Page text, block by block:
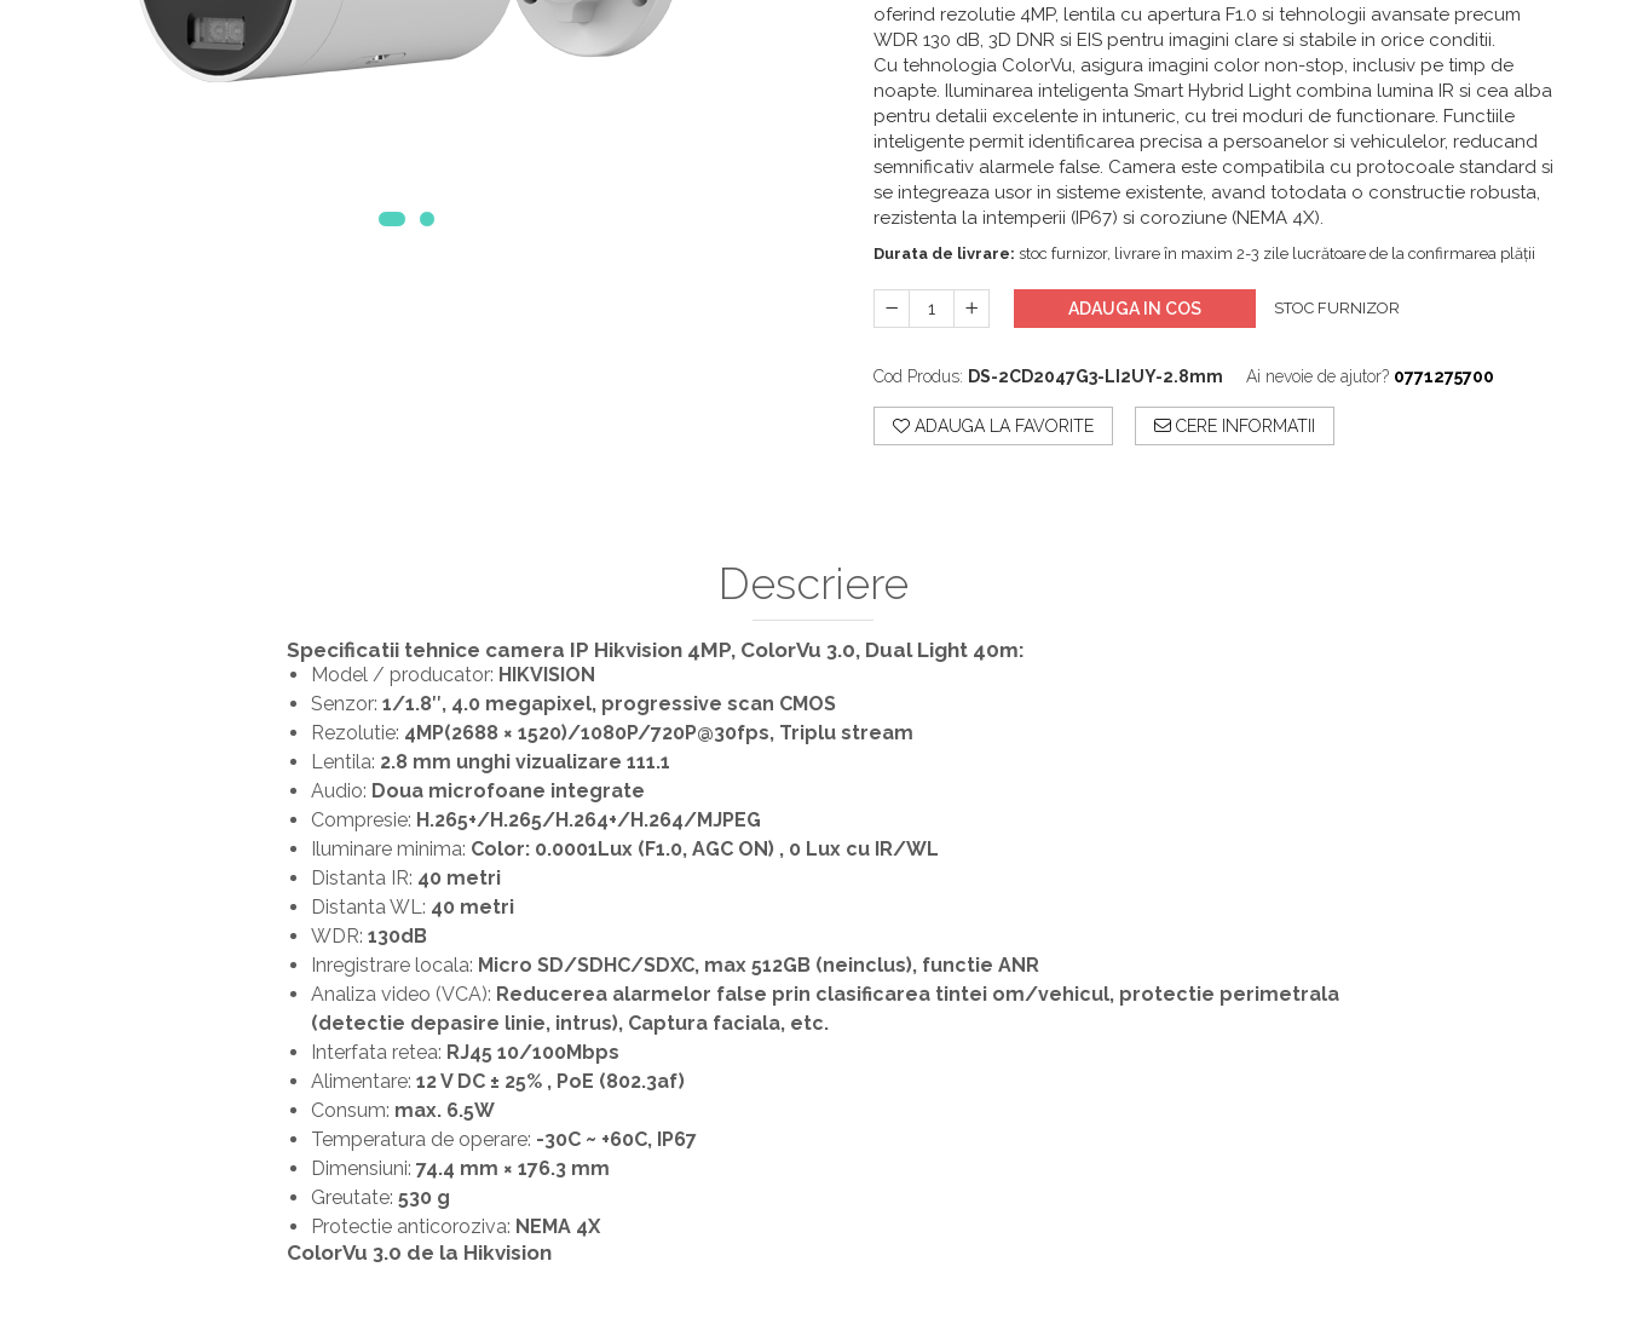
oferind rezolutie 4MP, lentila cu apertura F1.0 si tehnologii avansate precum
WDR 130 dB, 3D DNR si EIS pentru imagini clare si stabile in orice conditii.
Cu tehnologia ColorVu, asigura imagini color non-stop, inclusiv pe timp de
noapte. Iluminarea inteligenta Smart Hybrid Light combina lumina IR si cea alba
pentru detalii excelente in intuneric, cu trei moduri de functionare. Functiile
inteligente permit identificarea precisa a persoanelor si vehiculelor, reducand
semnificativ alarmele false. Camera este compatibila cu protocoale standard si
se integreaza usor in sisteme existente, avand totodata o constructie robusta,
rezistenta la intemperii (IP67) si coroziune (NEMA 4X).
Durata de livrare: stoc furnizor, livrare în maxim 2-3 zile lucrătoare de la confirmarea plății
ADAUGA IN COS STOC FURNIZOR
Cod Produs: DS-2CD2047G3-LI2UY-2.8mm Ai nevoie de ajutor? 0771275700
ADAUGA LA FAVORITE CERE INFORMATII
Descriere
Specificatii tehnice camera IP Hikvision 4MP, ColorVu 3.0, Dual Light 40m:
Model / producator: HIKVISION
Senzor: 1/1.8″, 4.0 megapixel, progressive scan CMOS
Rezolutie: 4MP(2688 × 1520)/1080P/720P@30fps, Triplu stream
Lentila: 2.8 mm unghi vizualizare 111.1
Audio: Doua microfoane integrate
Compresie: H.265+/H.265/H.264+/H.264/MJPEG
Iluminare minima: Color: 0.0001Lux (F1.0, AGC ON) , 0 Lux cu IR/WL
Distanta IR: 40 metri
Distanta WL: 40 metri
WDR: 130dB
Inregistrare locala: Micro SD/SDHC/SDXC, max 512GB (neinclus), functie ANR
Analiza video (VCA): Reducerea alarmelor false prin clasificarea tintei om/vehicul, protectie perimetrala
(detectie depasire linie, intrus), Captura faciala, etc.
Interfata retea: RJ45 10/100Mbps
Alimentare: 12 V DC ± 25% , PoE (802.3af)
Consum: max. 6.5W
Temperatura de operare: -30C ~ +60C, IP67
Dimensiuni: 74.4 mm × 176.3 mm
Greutate: 530 g
Protectie anticoroziva: NEMA 4X
ColorVu 3.0 de la Hikvision